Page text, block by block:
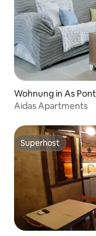
Wohnung in As
Aidas Apartments
Superhost
Superhost